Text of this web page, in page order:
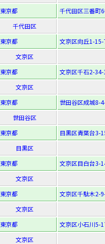
東京都
千代田区三番町
千代田区
東京都
文京区向丘1-15-
文京区
東京都
文京区千石2-
文京区
東京都
世田谷区成城8-
世田谷区
東京都
目黒区青葉台3-
目黒区
東京都
文京区目白台3-
文京区
東京都
文京区千駄木2-
文京区
東京都
文京区小石川5-
文京区